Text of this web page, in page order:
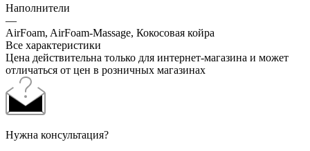
Наполнители
—
AirFoam, AirFoam-Massage, Кокосовая койра
Все характеристики
Цена действительна только для интернет-магазина и может
отличаться от цен в розничных магазинах
Нужна консультация?